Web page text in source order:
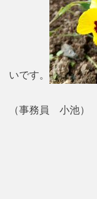
いです。
（事務員 小池）